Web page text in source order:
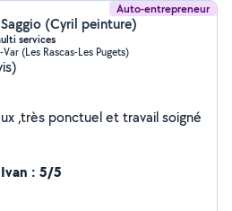
Auto-entrepreneur
(Cyril peinture)
services
(Les Rascas-Les Pugets)
,très ponctuel et travail soigné
: 5/5